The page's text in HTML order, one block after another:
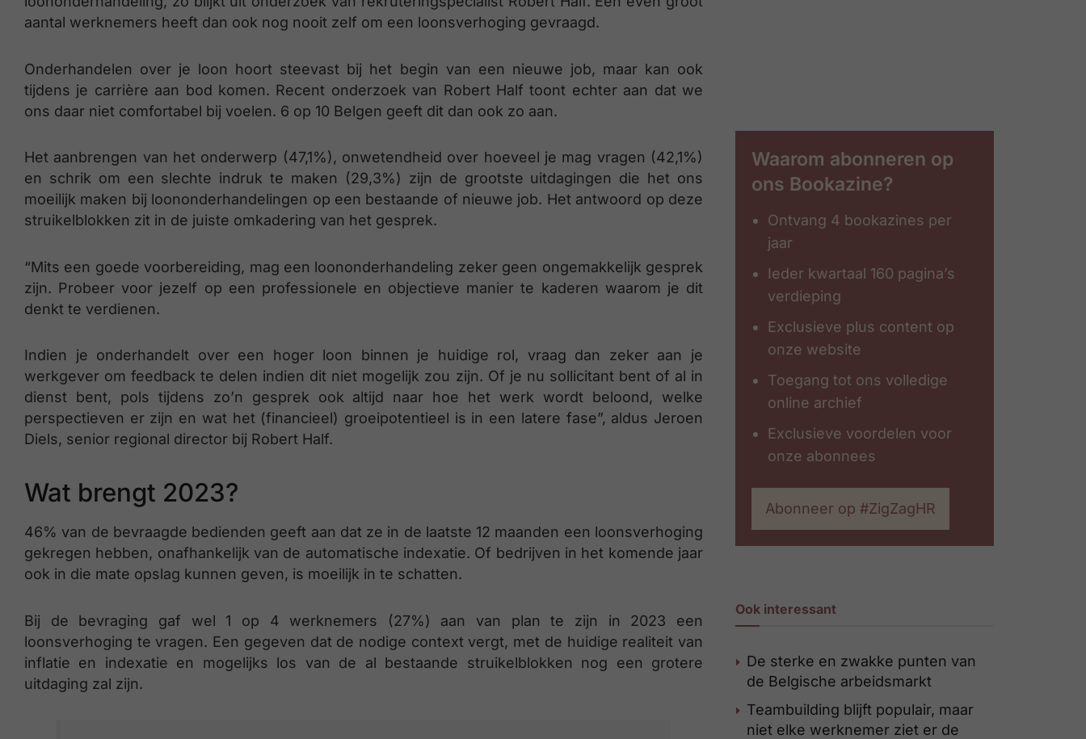
aantal werknemers heeft dan ook nog nooit zelf om een loonsverhoging gevraagd.
Onderhandelen over je loon hoort steevast bij het begin van een nieuwe job, maar kan ook
tijdens je carrière aan bod komen. Recent onderzoek van Robert Half toont echter aan dat we
ons daar niet comfortabel bij voelen. 6 op 10 Belgen geeft dit dan ook zo aan.
Het aanbrengen van het onderwerp (47,1%), onwetendheid over hoeveel je mag vragen (42,1%)
en schrik om een slechte indruk te maken (29,3%) zijn de grootste uitdagingen die het ons
moeilijk maken bij loononderhandelingen op een bestaande of nieuwe job. Het antwoord op deze
struikelblokken zit in de juiste omkadering van het gesprek.
“Mits een goede voorbereiding, mag een loononderhandeling zeker geen ongemakkelijk gesprek
zijn. Probeer voor jezelf op een professionele en objectieve manier te kaderen waarom je dit
denkt te verdienen.
Indien je onderhandelt over een hoger loon binnen je huidige rol, vraag dan zeker aan je
werkgever om feedback te delen indien dit niet mogelijk zou zijn. Of je nu sollicitant bent of al in
dienst bent, pols tijdens zo’n gesprek ook altijd naar hoe het werk wordt beloond, welke
perspectieven er zijn en wat het (financieel) groeipotentieel is in een latere fase”, aldus Jeroen
Diels, senior regional director bij Robert Half.
Wat brengt 2023?
46% van de bevraagde bedienden geeft aan dat ze in de laatste 12 maanden een loonsverhoging
gekregen hebben, onafhankelijk van de automatische indexatie. Of bedrijven in het komende jaar
ook in die mate opslag kunnen geven, is moeilijk in te schatten.
Bij de bevraging gaf wel 1 op 4 werknemers (27%) aan van plan te zijn in 2023 een
loonsverhoging te vragen. Een gegeven dat de nodige context vergt, met de huidige realiteit van
inflatie en indexatie en mogelijks los van de al bestaande struikelblokken nog een grotere
uitdaging zal zijn.
Waarom abonneren op
ons Bookazine?
Ontvang 4 bookazines per
jaar
Ieder kwartaal 160 pagina’s
verdieping
Exclusieve plus content op
onze website
Toegang tot ons volledige
online archief
Exclusieve voordelen voor
onze abonnees
Abonneer op #ZigZagHR
Ook interessant
De sterke en zwakke punten van
de Belgische arbeidsmarkt
Teambuilding blijft populair, maar
niet elke werknemer ziet er de